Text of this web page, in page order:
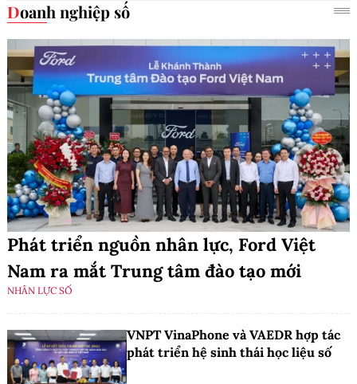
Doanh nghiệp số
Phát triển nguồn nhân lực, Ford Việt
Nam ra mắt Trung tâm đào tạo mới
NHÂN LỰC SỐ
VNPT VinaPhone và VAEDR hợp tác
phát triển hệ sinh thái học liệu số